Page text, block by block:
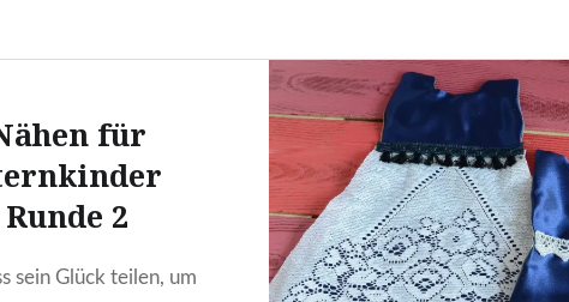
für
Runde 2
sein Glück teilen, um